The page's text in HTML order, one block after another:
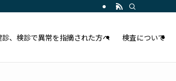
、検診で異常を指摘された方へ 検査について